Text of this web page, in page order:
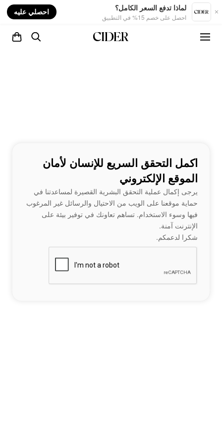
لماذا تدفع السعر الكامل؟
احصل على خصم 15% في التطبيق
احصلي عليه
اكمل التحقق السريع للإنسان لأمان
الموقع الإلكتروني
يرجى إكمال عملية التحقق البشرية القصيرة لمساعدتنا في
حماية موقعنا على الويب من الاحتيال والرسائل غير المرغوب
فيها وسوء الاستخدام. تساهم تعاونك في توفير بيئة على
الإنترنت آمنة.
شكرا لدعمكم.